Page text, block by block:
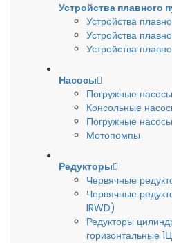
Устройства плавного
Устройства
Устройства
Устройства
Насосы
Погружные
Консольные
Погружные
Мотопомпы
Редукторы
Червячные
Червячные
IRWD)
Редукторы
горизонтальные